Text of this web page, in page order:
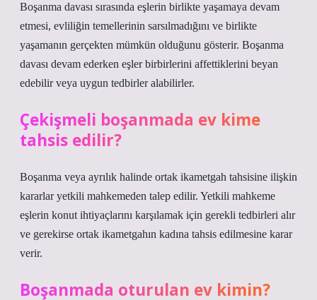
Boşanma davası sırasında eşlerin birlikte yaşamaya devam
etmesi, evliliğin temellerinin sarsılmadığını ve birlikte
yaşamanın gerçekten mümkün olduğunu gösterir. Boşanma
davası devam ederken eşler birbirlerini affettiklerini beyan
edebilir veya uygun tedbirler alabilirler.
Çekişmeli boşanmada ev kime
tahsis edilir?
Boşanma veya ayrılık halinde ortak ikametgah tahsisine ilişkin
kararlar yetkili mahkemeden talep edilir. Yetkili mahkeme
eşlerin konut ihtiyaçlarını karşılamak için gerekli tedbirleri alır
ve gerekirse ortak ikametgahın kadına tahsis edilmesine karar
verir.
Boşanmada oturulan ev kimin?